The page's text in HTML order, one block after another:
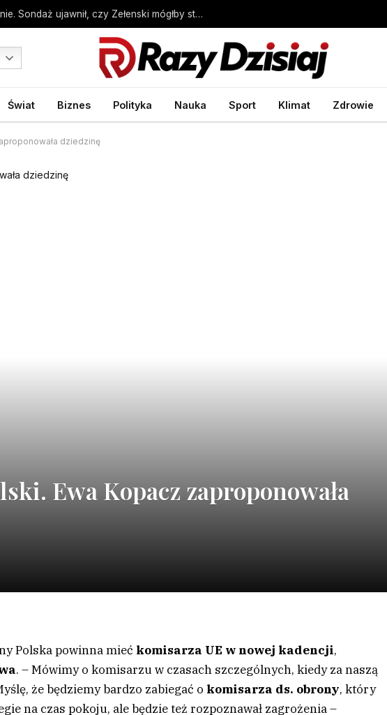
Wybory prezydenckie w Ukrainie. Sondaż ujawnił, czy Zełenski mógłby stracić władzę – Wprost
Świat Biznes Polityka Nauka Sport Klimat Zdrowie
dziedzinę
Ewa Kopacz zaproponowała
Polska powinna mieć komisarza UE w nowej kadencji,
. – Mówimy o komisarzu w czasach szczególnych, kiedy za naszą
że będziemy bardzo zabiegać o komisarza ds. obrony, który
na czas pokoju, ale będzie też rozpoznawał zagrożenia –